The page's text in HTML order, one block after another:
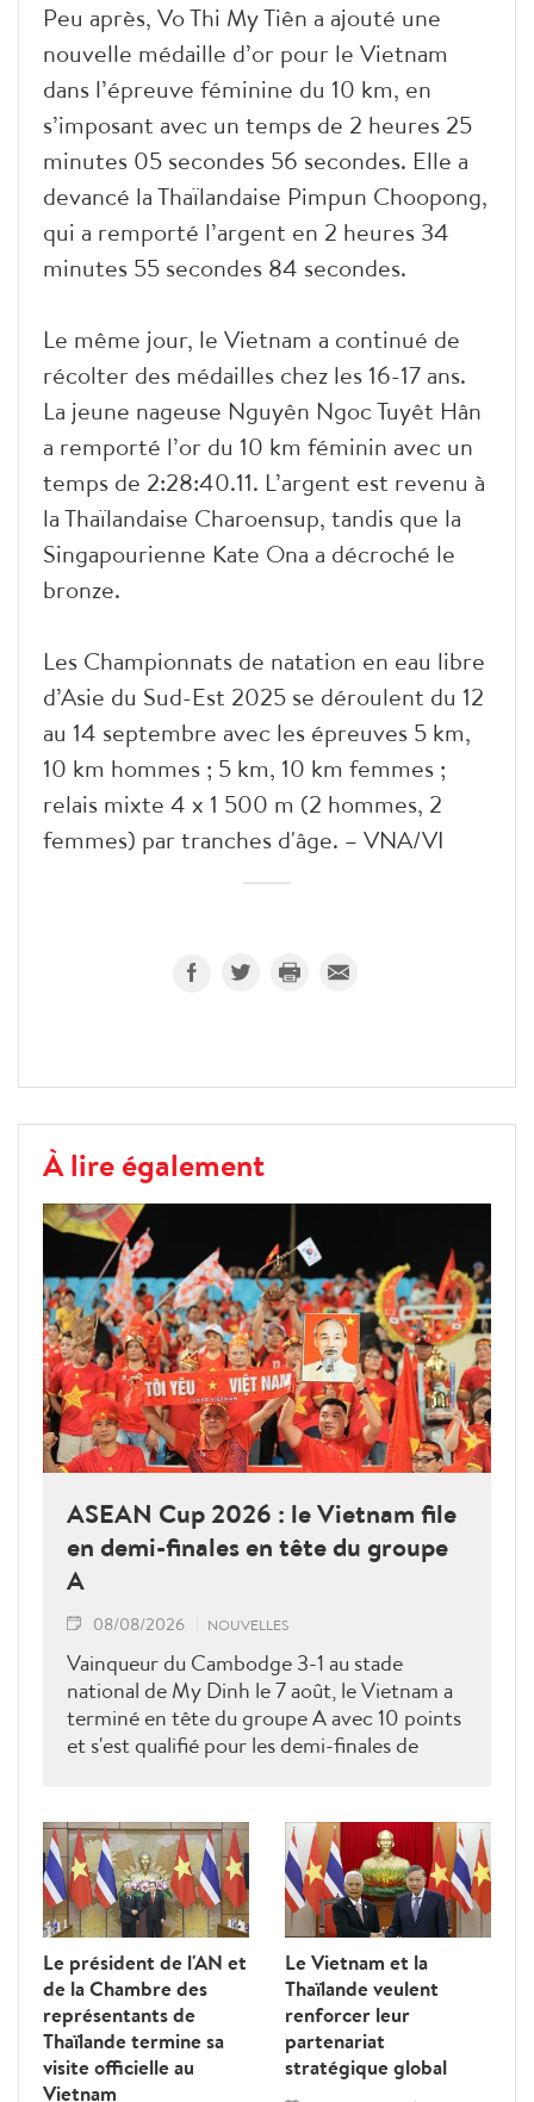
Peu après, Vo Thi My Tiên a ajouté une
nouvelle médaille d’or pour le Vietnam
dans l’épreuve féminine du 10 km, en
s’imposant avec un temps de 2 heures 25
minutes 05 secondes 56 secondes. Elle a
devancé la Thaïlandaise Pimpun Choopong,
qui a remporté l’argent en 2 heures 34
minutes 55 secondes 84 secondes.
Le même jour, le Vietnam a continué de
récolter des médailles chez les 16-17 ans.
La jeune nageuse Nguyên Ngoc Tuyêt Hân
a remporté l’or du 10 km féminin avec un
temps de 2:28:40.11. L’argent est revenu à
la Thaïlandaise Charoensup, tandis que la
Singapourienne Kate Ona a décroché le
bronze.
Les Championnats de natation en eau libre
d’Asie du Sud-Est 2025 se déroulent du 12
au 14 septembre avec les épreuves 5 km,
10 km hommes ; 5 km, 10 km femmes ;
relais mixte 4 x 1 500 m (2 hommes, 2
femmes) par tranches d'âge. – VNA/VI
À lire également
ASEAN Cup 2026 : le Vietnam file
en demi-finales en tête du groupe
A
08/08/2026 NOUVELLES
Vainqueur du Cambodge 3-1 au stade
national de My Dinh le 7 août, le Vietnam a
terminé en tête du groupe A avec 10 points
et s'est qualifié pour les demi-finales de
groupe B.
Le président de l'AN et
de la Chambre des
représentants de
Thaïlande termine sa
visite officielle au
Vietnam
Le Vietnam et la
Thaïlande veulent
renforcer leur
partenariat
stratégique global